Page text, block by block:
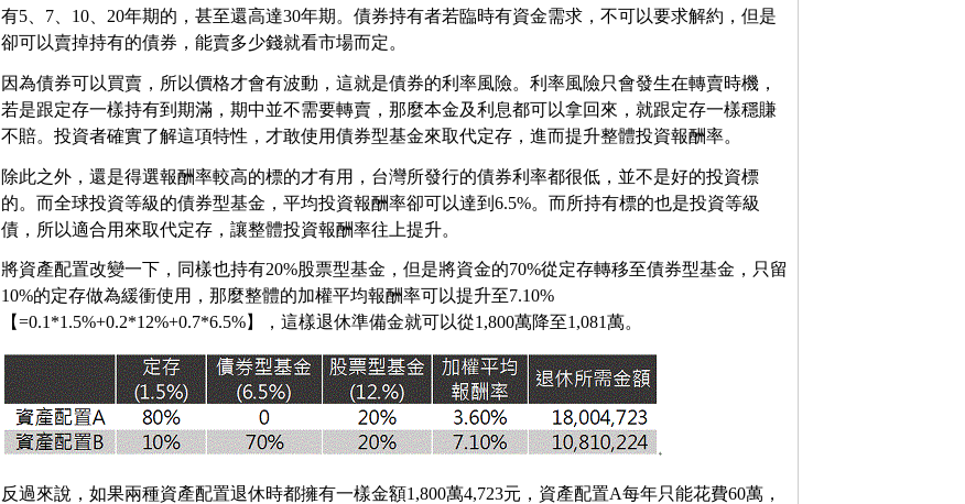
有5、7、10、20年期的，甚至還高達30年期。債券持有者若臨時有資金需求，不可以要求解約，但是
卻可以賣掉持有的債券，能賣多少錢就看市場而定。
因為債券可以買賣，所以價格才會有波動，這就是債券的利率風險。利率風險只會發生在轉賣時機，
若是跟定存一樣持有到期滿，期中並不需要轉賣，那麼本金及利息都可以拿回來，就跟定存一樣穩賺
不賠。投資者確實了解這項特性，才敢使用債券型基金來取代定存，進而提升整體投資報酬率。
除此之外，還是得選報酬率較高的標的才有用，台灣所發行的債券利率都很低，並不是好的投資標
的。而全球投資等級的債券型基金，平均投資報酬率卻可以達到6.5%。而所持有標的也是投資等級
債，所以適合用來取代定存，讓整體投資報酬率往上提升。
將資產配置改變一下，同樣也持有20%股票型基金，但是將資金的70%從定存轉移至債券型基金，只留
10%的定存做為緩衝使用，那麼整體的加權平均報酬率可以提升至7.10%
【=0.1*1.5%+0.2*12%+0.7*6.5%】，這樣退休準備金就可以從1,800萬降至1,081萬。
反過來說，如果兩種資產配置退休時都擁有一樣金額1,800萬4,723元，資產配置A每年只能花費60萬，